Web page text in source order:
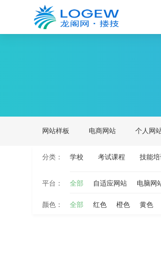
网站样板 电商网站 个人网
分类： 学校 考试课程 技能培
平台： 全部 自适应网站 电脑网
颜色： 全部 红色 橙色 黄色